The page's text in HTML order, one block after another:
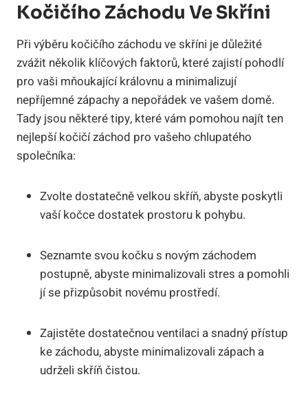
Kočičího Záchodu Ve Skříni
Při výběru kočičího záchodu ve skříni je důležité
zvážit několik klíčových faktorů, které zajistí pohodlí
pro vaši mňoukající královnu a minimalizují
nepříjemné zápachy a nepořádek ve vašem domě.
Tady jsou některé tipy, které vám pomohou najít ten
nejlepší kočičí záchod pro vašeho chlupatého
společníka:
Zvolte dostatečně velkou skříň, abyste poskytli
vaší kočce dostatek prostoru k pohybu.
Seznamte svou kočku s novým záchodem
postupně, abyste minimalizovali stres a pomohli
jí se přizpůsobit novému prostředí.
Zajistěte dostatečnou ventilaci a snadný přístup
ke záchodu, abyste minimalizovali zápach a
udrželi skříň čistou.